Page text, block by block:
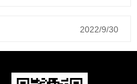
2022/9/30